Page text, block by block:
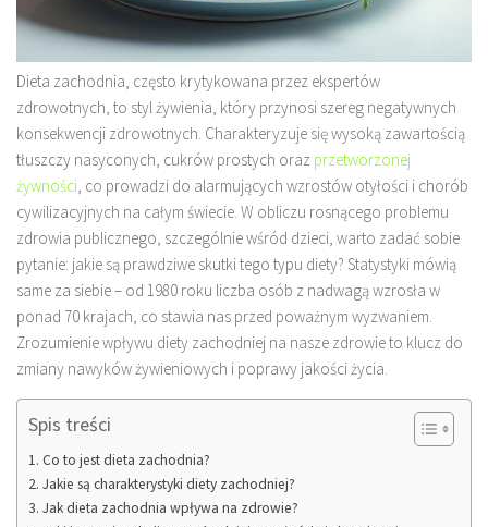
Dieta zachodnia, często krytykowana przez ekspertów
zdrowotnych, to styl żywienia, który przynosi szereg negatywnych
konsekwencji zdrowotnych. Charakteryzuje się wysoką zawartością
tłuszczy nasyconych, cukrów prostych oraz przetworzonej
żywności, co prowadzi do alarmujących wzrostów otyłości i chorób
cywilizacyjnych na całym świecie. W obliczu rosnącego problemu
zdrowia publicznego, szczególnie wśród dzieci, warto zadać sobie
pytanie: jakie są prawdziwe skutki tego typu diety? Statystyki mówią
same za siebie – od 1980 roku liczba osób z nadwagą wzrosła w
ponad 70 krajach, co stawia nas przed poważnym wyzwaniem.
Zrozumienie wpływu diety zachodniej na nasze zdrowie to klucz do
zmiany nawyków żywieniowych i poprawy jakości życia.
Spis treści
Co to jest dieta zachodnia?
Jakie są charakterystyki diety zachodniej?
Jak dieta zachodnia wpływa na zdrowie?